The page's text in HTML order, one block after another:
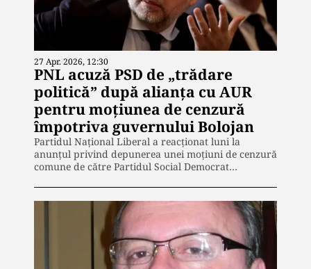
27 Apr. 2026, 12:30
PNL acuză PSD de „trădare
politică” după alianța cu AUR
pentru moțiunea de cenzură
împotriva guvernului Bolojan
Partidul Național Liberal a reacționat luni la
anunțul privind depunerea unei moțiuni de cenzură
comune de către Partidul Social Democrat…